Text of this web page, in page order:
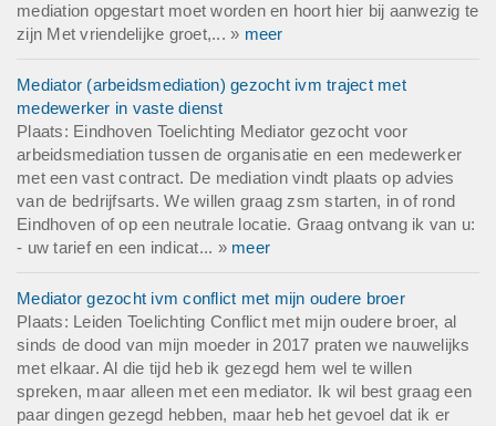
mediation opgestart moet worden en hoort hier bij aanwezig te
zijn Met vriendelijke groet,... » meer
Mediator (arbeidsmediation) gezocht ivm traject met
medewerker in vaste dienst
Plaats: Eindhoven Toelichting Mediator gezocht voor
arbeidsmediation tussen de organisatie en een medewerker
met een vast contract. De mediation vindt plaats op advies
van de bedrijfsarts. We willen graag zsm starten, in of rond
Eindhoven of op een neutrale locatie. Graag ontvang ik van u:
- uw tarief en een indicat... » meer
Mediator gezocht ivm conflict met mijn oudere broer
Plaats: Leiden Toelichting Conflict met mijn oudere broer, al
sinds de dood van mijn moeder in 2017 praten we nauwelijks
met elkaar. Al die tijd heb ik gezegd hem wel te willen
spreken, maar alleen met een mediator. Ik wil best graag een
paar dingen gezegd hebben, maar heb het gevoel dat ik er